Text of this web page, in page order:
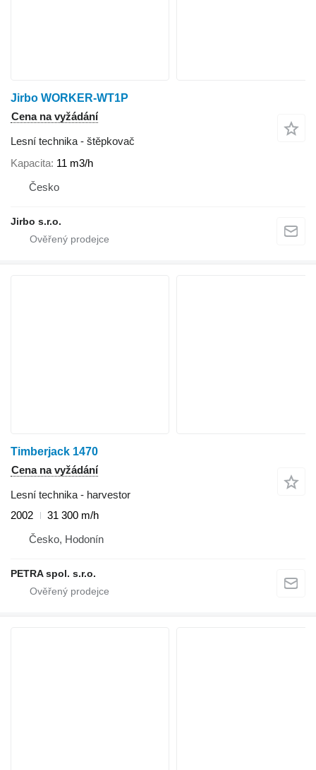
Jirbo WORKER-WT1P
Cena na vyžádání
Lesní technika - štěpkovač
Kapacita 11 m3/h
Česko
Jirbo s.r.o.
Timberjack 1470
Cena na vyžádání
Lesní technika - harvestor
2002
31 300 m/h
Česko, Hodonín
PETRA spol. s.r.o.